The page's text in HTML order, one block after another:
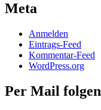
Meta
Anmelden
Eintrags-Feed
Kommentar-Feed
WordPress.org
Per Mail folgen